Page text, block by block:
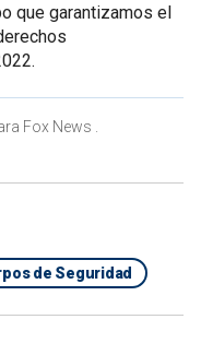
que garantizamos el
Fox News .
de Seguridad